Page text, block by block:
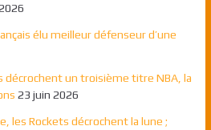
élu meilleur défenseur d’une
décrochent un troisième titre NBA, la
23 juin 2026
les Rockets décrochent la lune ;